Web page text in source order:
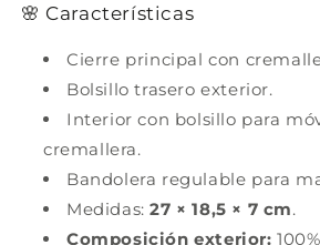
🌸 Características
Cierre principal con
Bolsillo trasero exterior.
Interior con bolsillo para
cremallera.
Bandolera regulable para
Medidas:27 × 18,5 × 7 cm.
Composición exterior: